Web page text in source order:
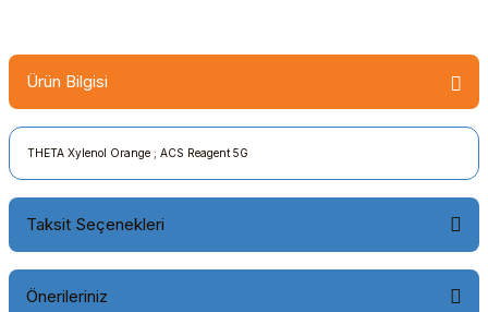
Ürün Bilgisi
THETA Xylenol Orange ; ACS Reagent 5G
Taksit Seçenekleri
Önerileriniz